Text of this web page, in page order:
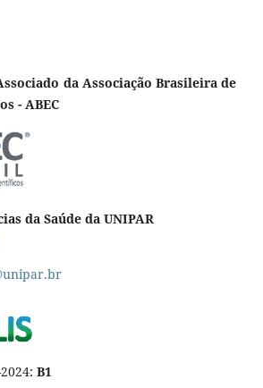
da Associação Brasileira de
- ABEC
da Saúde da UNIPAR
B1